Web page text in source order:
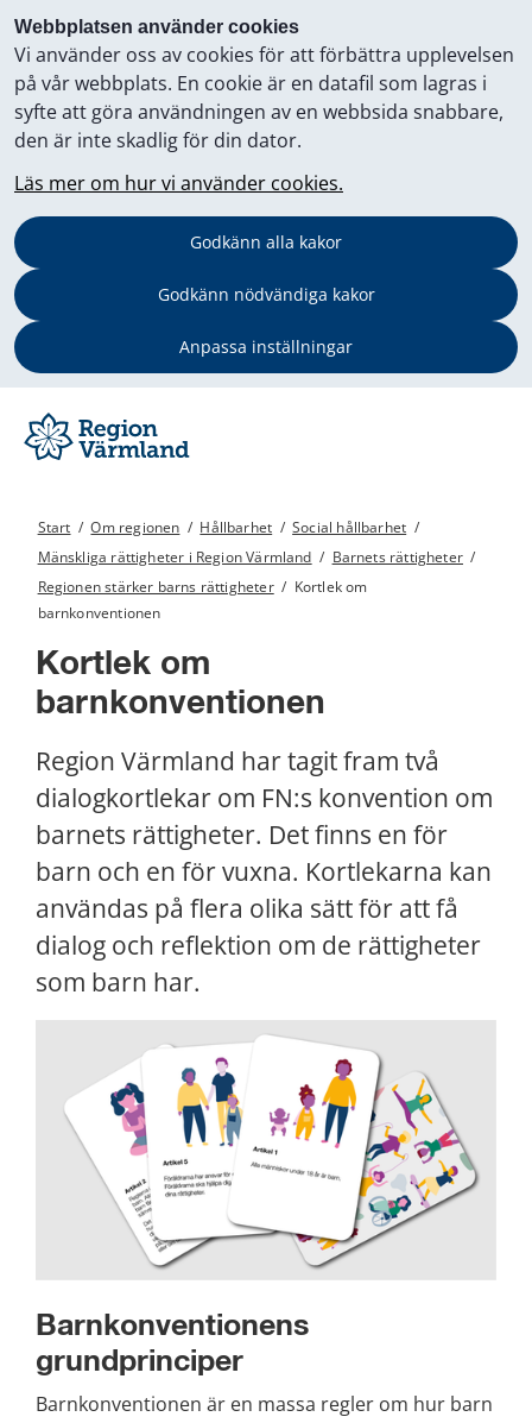
Webbplatsen använder cookies
Vi använder oss av cookies för att förbättra upplevelsen
på vår webbplats. En cookie är en datafil som lagras i
syfte att göra användningen av en webbsida snabbare,
den är inte skadlig för din dator.
Läs mer om hur vi använder cookies.
Godkänn alla kakor
Godkänn nödvändiga kakor
Anpassa inställningar
Start / Om regionen / Hållbarhet / Social hållbarhet /
Mänskliga rättigheter i Region Värmland / Barnets rättigheter /
Regionen stärker barns rättigheter / Kortlek om
barnkonventionen
Kortlek om
barnkonventionen
Region Värmland har tagit fram två
dialogkortlekar om FN:s konvention om
barnets rättigheter. Det finns en för
barn och en för vuxna. Kortlekarna kan
användas på flera olika sätt för att få
dialog och reflektion om de rättigheter
som barn har.
Barnkonventionens
grundprinciper
Barnkonventionen är en massa regler om hur barn